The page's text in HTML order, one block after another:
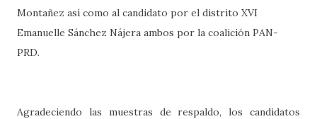
Montañez así como al candidato por el distrito XVI
Emanuelle Sánchez Nájera ambos por la coalición PAN-
PRD.
Agradeciendo las muestras de respaldo, los candidatos